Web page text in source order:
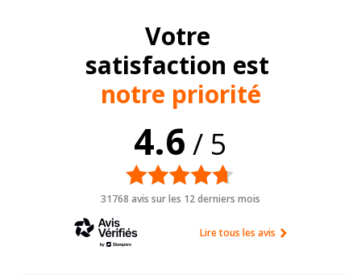
Votre
satisfaction est
notre priorité
4.6 / 5
31768 avis sur les 12 derniers mois
Lire tous les avis